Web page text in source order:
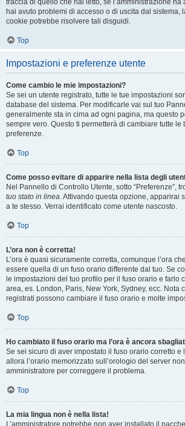
traccia di quello che hai letto, se l’amministrazione ha
hai avuto problemi di accesso o di uscita dal sistema,
cookie potrebbe risolvere tali disguidi.
Top
Impostazioni e preferenze utente
Come cambio le mie impostazioni?
Se sei un utente registrato, tutte le tue impostazioni
database del sistema. Per modificarle vai sul tuo
generalmente sta in cima ad ogni pagina, ma questo
sempre vero. Questo ti permetterà di cambiare tutte le
preferenze.
Top
Come posso evitare di apparire nella lista degli
Nel Pannello di Controllo Utente, sotto “Preferenze”,
tuo stato in linea. Attivando questa opzione, apparirai
a te stesso. Verrai identificato come utente nascosto.
Top
L’ora non è corretta!
L’ora è quasi sicuramente corretta, comunque l’ora
essere quella di un fuso orario differente dal tuo. Se
le impostazioni del tuo profilo per il fuso orario e farlo
area, es. London, Paris, New York, Sydney, ecc. Nota
registrati possono cambiare il fuso orario e molte
Top
Ho cambiato il fuso orario ma l’ora è ancora
Se sei sicuro di aver impostato il fuso orario corretto e
allora l’orario memorizzato sull’orologio del server
amministratore per correggere il problema.
Top
La mia lingua non è nella lista!
L’amministratore potrebbe non aver installato il